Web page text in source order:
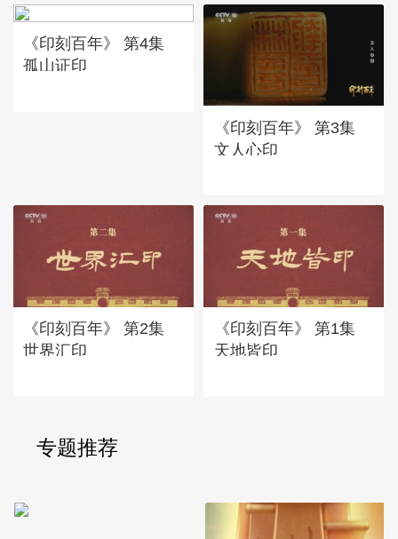
《印刻百年》 第4集
孤山证印
《印刻百年》 第3集
文人心印
《印刻百年》 第2集
世界汇印
《印刻百年》 第1集
天地皆印
专题推荐